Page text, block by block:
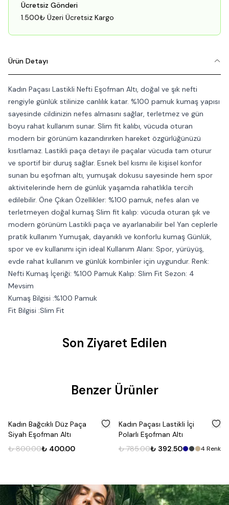
Ücretsiz Gönderi
1.500₺ Üzeri Ücretsiz Kargo
Ürün Detayı
Kadın Paçası Lastikli Nefti Eşofman Altı, doğal ve şık nefti
rengiyle günlük stilinize canlılık katar. %100 pamuk kumaş yapısı
sayesinde cildinizin nefes almasını sağlar, terletmez ve gün
boyu rahat kullanım sunar. Slim fit kalıbı, vücuda oturan
modern bir görünüm kazandırırken hareket özgürlüğünüzü
kısıtlamaz. Lastikli paça detayı ile paçalar vücuda tam oturur
ve sportif bir duruş sağlar. Esnek bel kısmı ile kişisel konfor
sunan bu eşofman altı, yumuşak dokusu sayesinde hem spor
aktivitelerinde hem de günlük yaşamda rahatlıkla tercih
edilebilir. Öne Çıkan Özellikler: %100 pamuk, nefes alan ve
terletmeyen doğal kumaş Slim fit kalıp: vücuda oturan şık ve
modern görünüm Lastikli paça ve ayarlanabilir bel Yan ceplerle
pratik kullanım Yumuşak, dayanıklı ve konforlu kumaş Günlük,
spor ve ev kullanımı için ideal Kullanım Alanı: Spor, yürüyüş,
evde rahat kullanım ve günlük kombinler için uygundur. Renk:
Nefti Kumaş İçeriği: %100 Pamuk Kalıp: Slim Fit Sezon: 4
Mevsim
Kumaş Bilgisi :%100 Pamuk
Fit Bilgisi :Slim Fit
Son Ziyaret Edilen
Benzer Ürünler
50
Kadın Bağcıklı Düz Paça
Siyah Eşofman Altı
₺ 800.00₺ 400.00
50
Kadın Paçası Lastikli İçi
Polarlı Eşofman Altı
₺ 785.00₺ 392.50 4Renk